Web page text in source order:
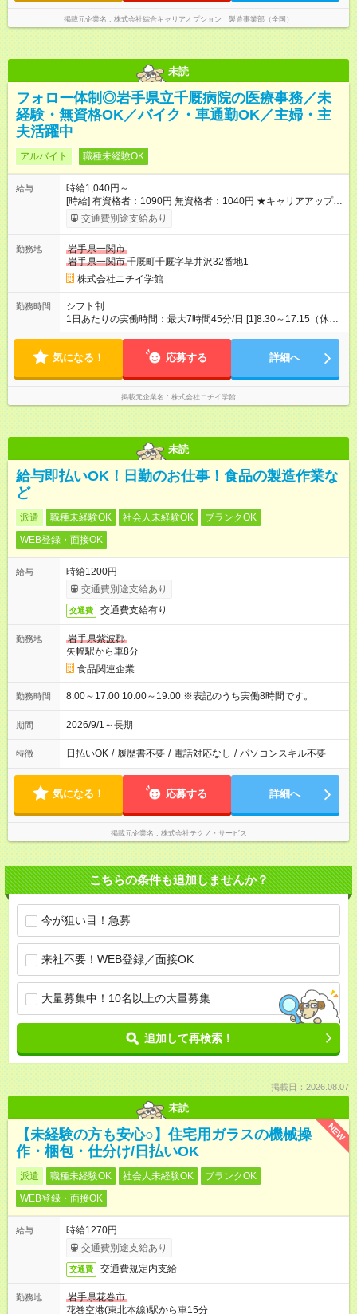
掲載元企業名 株式会社綜合キャリアオプション 製造事業部（全国）
未読
フォロー体制◎岩手県立千厩病院の医療事務／未
経験・無資格OK／バイク・車通勤OK／主婦・主
夫活躍中
アルバイト 職種未経験OK
給与
時給1,040円～
[時給] 有資格者：1090円 無資格者：1040円 ★キャリアアップ制
度あり 進級により給与がアップします！ 【試用期間】試用期間
あり 試用期間の長さ：3ヶ月 雇用形態、給与は本採用時と同じ
交通費別途支給あり
勤務地
岩手県一関市
岩手県一関市千厩町千厩字草井沢32番地1
株式会社ニチイ学館
勤務時間
シフト制
1日あたりの実働時間：最大7時間45分/日 [1]8:30～17:15（休憩
60分） [2]8:30～13:30（休憩なし） ※上記時間帯でのシフト制
気になる！ 応募する 詳細へ
掲載元企業名 株式会社ニチイ学館
未読
給与即払いOK！日勤のお仕事！食品の製造作業な
ど
派遣 職種未経験OK 社会人未経験OK
ブランクOK
WEB登録・面接OK
給与
時給1200円
交通費別途支給あり
交通費 交通費支給有り
勤務地
岩手県紫波郡
矢幅駅から車8分
食品関連企業
勤務時間 8:00～17:00 10:00～19:00 ※表記のうち実働8時間です。
期間 2026/9/1～長期
特徴 日払いOK / 履歴書不要 / 電話対応なし / パソコンスキル不要
気になる！ 応募する 詳細へ
掲載元企業名 株式会社テクノ・サービス
こちらの条件も追加しませんか？
今が狙い目！急募
来社不要！WEB登録／面接OK
大量募集中！10名以上の大量募集
追加して再検索！
掲載日：2026.08.07
未読
NEW
【未経験の方も安心○】住宅用ガラスの機械操
作・梱包・仕分け/日払いOK
派遣 職種未経験OK 社会人未経験OK
ブランクOK
WEB登録・面接OK
給与
時給1270円
交通費別途支給あり
交通費 交通費規定内支給
勤務地
岩手県花巻市
花巻空港(東北本線)駅から車15分